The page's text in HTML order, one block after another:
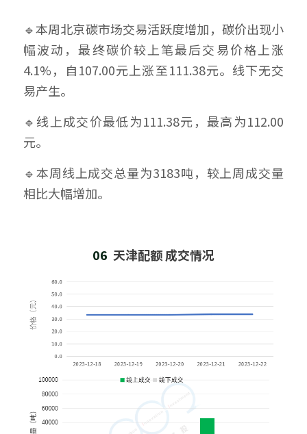
🔹本周北京碳市场交易活跃度增加，碳价出现小
幅波动，最终碳价较上笔最后交易价格上涨
4.1%，自107.00元上涨至111.38元。线下无交
易产生。
🔹线上成交价最低为111.38元，最高为112.00
元。
🔹本周线上成交总量为3183吨，较上周成交量
相比大幅增加。
06 天津配额 成交情况